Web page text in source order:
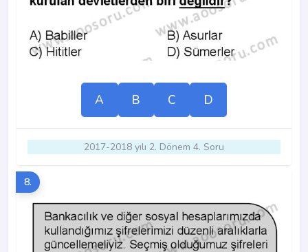
A B C D
2017-2018 yılı 2. Dönem 4. Soru
8.